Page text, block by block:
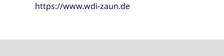
https://www.wdi-zaun.de